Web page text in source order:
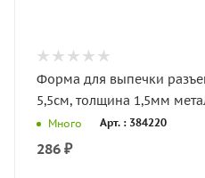
Форма для выпечки
5,5см, толщина 1,5мм
Много Арт. : 384220
286 ₽